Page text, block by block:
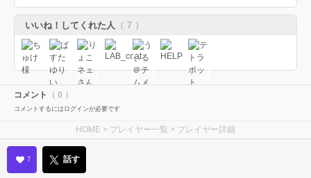
いいね！してくれた人 （ 7 ）
コメント （ 0 ）
コメントするにはログインが必要です
HOME > プレイヤー一覧 > プレイヤー詳細
7 話す